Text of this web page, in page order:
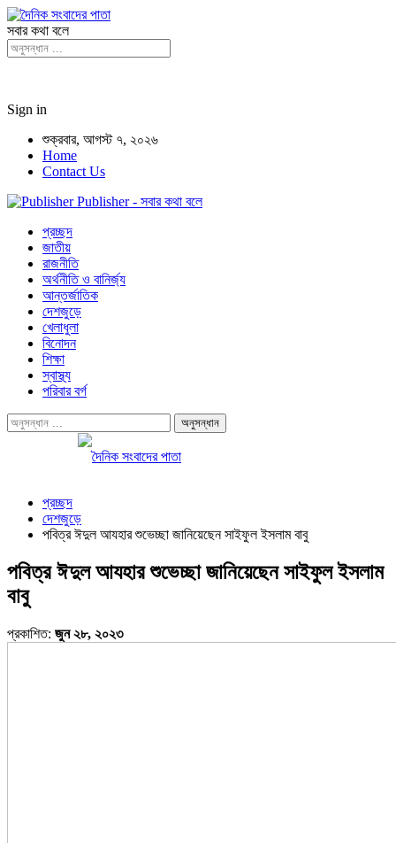
সবার কথা বলে
Sign in
শুক্রবার, আগস্ট ৭, ২০২৬
Home
Contact Us
Publisher - সবার কথা বলে
প্রচ্ছদ
জাতীয়
রাজনীতি
অর্থনীতি ও বানির্জ্য
আন্তর্জাতিক
দেশজুড়ে
খেলাধুলা
বিনোদন
শিক্ষা
স্বাস্থ্য
পরিবার বর্গ
প্রচ্ছদ
দেশজুড়ে
পবিত্র ঈদুল আযহার শুভেচ্ছা জানিয়েছেন সাইফুল ইসলাম বাবু
পবিত্র ঈদুল আযহার শুভেচ্ছা জানিয়েছেন সাইফুল ইসলাম
বাবু
প্রকাশিত: জুন ২৮, ২০২৩